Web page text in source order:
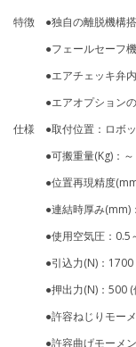
特徴 ●独自の離脱機構
●フェールセーフ機
●エアチェッキ弁内
●エアオプションの
仕様 ●取付位置：ロボ
●可搬重量(Kg)：～
●位置再現精度(mm)
●連結時厚み(mm)
●使用空気圧：0.5
●引込力(N)：1700 (
●押出力(N)：500 (
●許容ねじりモーメ
●許容曲げモーメン